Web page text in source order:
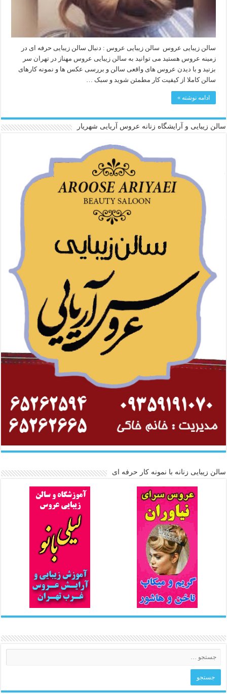
سالن زیبایی عروس سالن زیبایی عروس : دنبال سالن زیبایی حرفه ای در
زمینه عروس هستید می توانید به سالن زیبایی عروس مهناز در تهران سر
بزنید و با دیدن عروس های واقعی سالن و بررسی عکس ها و نمونه کارهای
سالن کاملا از کیفیت کار مطمئن شوید و سبک …
ادامه نوشته »
سالن زیبایی و آرایشگاه زنانه عروس آریایی شهریار
سالن زیبایی زنانه با نمونه کار حرفه ای